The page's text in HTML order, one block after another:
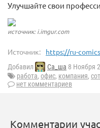
Улучшайте свои
источник: i.imgur.com
Источник: https://ru-
Добавил Са_ша 8 Ноября
работа, офис, компания,
нет комментариев
Комментарии